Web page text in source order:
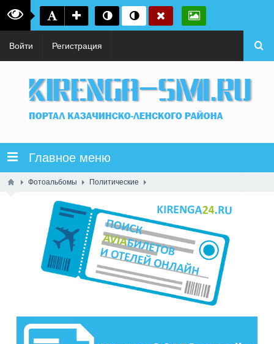
Войти Регистрация
Главное меню
Фотоальбомы Политические